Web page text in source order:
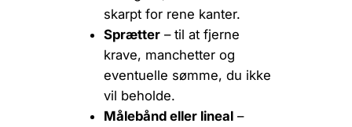
skarpt for rene kanter.
Sprætter– til at fjerne
krave, manchetter og
eventuelle sømme, du ikke
vil beholde.
Målebånd eller lineal–